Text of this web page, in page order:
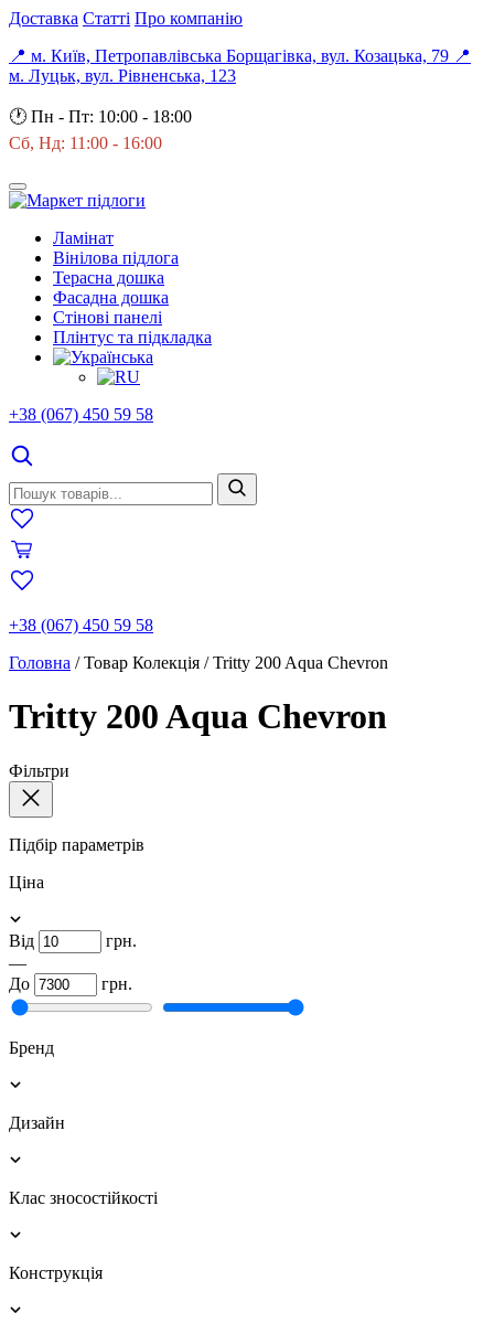
Доставка Статті Про компанію
📍 м. Київ, Петропавлівська Борщагівка, вул. Козацька, 79 📍
м. Луцьк, вул. Рівненська, 123
🕐 Пн - Пт: 10:00 - 18:00
Сб, Нд: 11:00 - 16:00
Ламінат
Вінілова підлога
Терасна дошка
Фасадна дошка
Стінові панелі
Плінтус та підкладка
+38 (067) 450 59 58
+38 (067) 450 59 58
Головна /Товар Колекція /Tritty 200 Aqua Chevron
Tritty 200 Aqua Chevron
Фільтри
Підбір параметрів
Ціна
Від
грн.
—
До
грн.
Бренд
Дизайн
Клас зносостійкості
Конструкція